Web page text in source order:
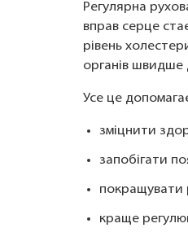
Регулярна
вправ серце
рівень
органів швидше
Усе це
зміцнити
запобігати
покращувати
краще